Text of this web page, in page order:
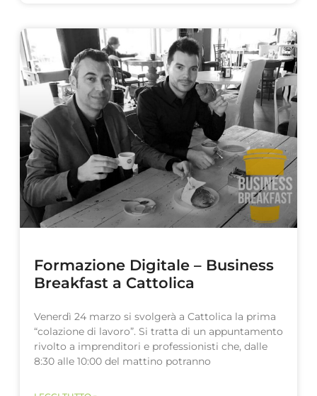
Formazione Digitale – Business
Breakfast a Cattolica
Venerdì 24 marzo si svolgerà a Cattolica la prima
“colazione di lavoro”. Si tratta di un appuntamento
rivolto a imprenditori e professionisti che, dalle
8:30 alle 10:00 del mattino potranno